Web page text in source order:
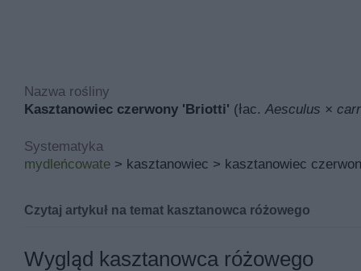
Nazwa rośliny
Kasztanowiec czerwony 'Briotti' (łac.Aesculus ×
Systematyka
mydleńcowate > kasztanowiec > kasztanowiec
Czytaj artykuł na temat kasztanowca różowego
Kasztanowiec czerwony 'Briotti' znana pod łacińską
Wygląd kasztanowca różowego